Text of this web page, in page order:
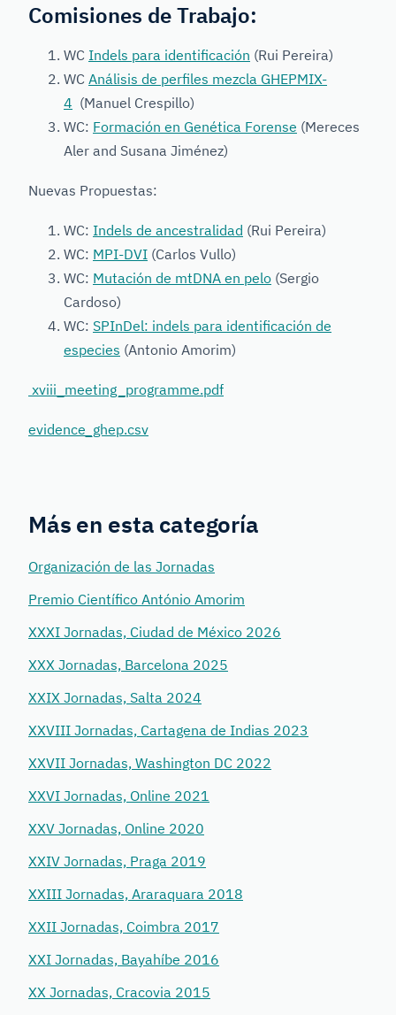
Comisiones de Trabajo:
WC Indels para identificación (Rui Pereira)
WC Análisis de perfiles mezcla GHEPMIX-
4 (Manuel Crespillo)
WC: Formación en Genética Forense (Mereces
Aler and Susana Jiménez)
Nuevas Propuestas:
WC: Indels de ancestralidad (Rui Pereira)
WC: MPI-DVI (Carlos Vullo)
WC: Mutación de mtDNA en pelo (Sergio
Cardoso)
WC: SPInDel: indels para identificación de
especies (Antonio Amorim)
xviii_meeting_programme.pdf
evidence_ghep.csv
Más en esta categoría
Organización de las Jornadas
Premio Científico António Amorim
XXXI Jornadas, Ciudad de México 2026
XXX Jornadas, Barcelona 2025
XXIX Jornadas, Salta 2024
XXVIII Jornadas, Cartagena de Indias 2023
XXVII Jornadas, Washington DC 2022
XXVI Jornadas, Online 2021
XXV Jornadas, Online 2020
XXIV Jornadas, Praga 2019
XXIII Jornadas, Araraquara 2018
XXII Jornadas, Coimbra 2017
XXI Jornadas, Bayahíbe 2016
XX Jornadas, Cracovia 2015